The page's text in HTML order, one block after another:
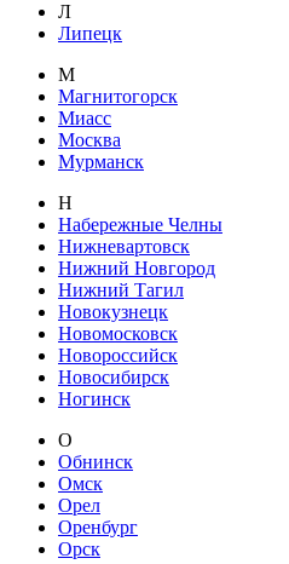
Л
Липецк
М
Магнитогорск
Миасс
Москва
Мурманск
Н
Набережные Челны
Нижневартовск
Нижний Новгород
Нижний Тагил
Новокузнецк
Новомосковск
Новороссийск
Новосибирск
Ногинск
О
Обнинск
Омск
Орел
Оренбург
Орск